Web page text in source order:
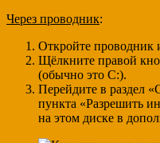
Через проводник:
Откройте проводник
Щёлкните правой
(обычно это C:).
Перейдите в раздел
пункта «Разрешить
на этом диске в